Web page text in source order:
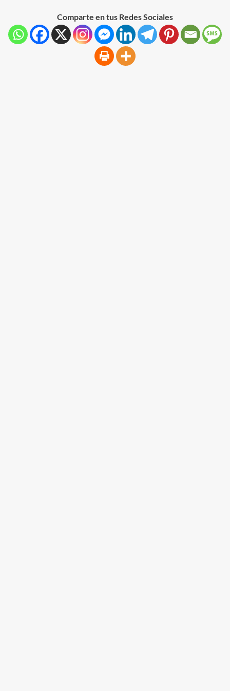
Comparte en tus Redes Sociales